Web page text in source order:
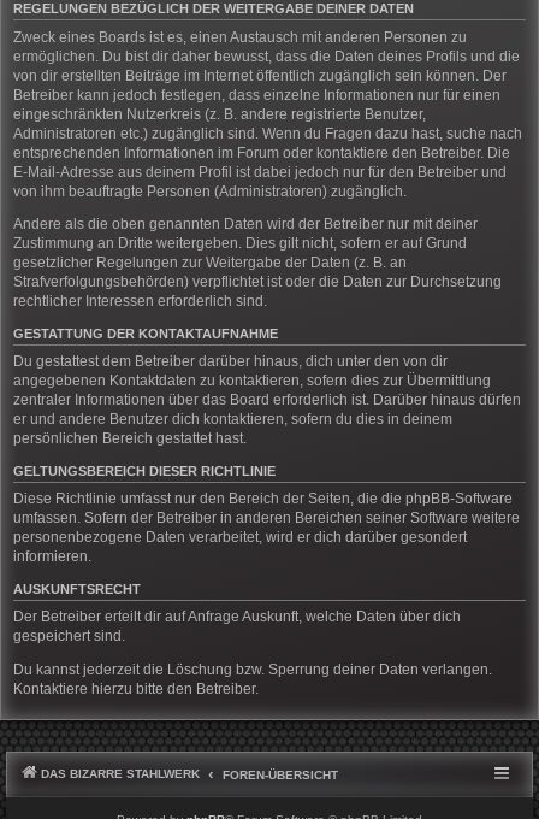
REGELUNGEN BEZÜGLICH DER WEITERGABE DEINER DATEN
Zweck eines Boards ist es, einen Austausch mit anderen Personen zu
ermöglichen. Du bist dir daher bewusst, dass die Daten deines Profils und die
von dir erstellten Beiträge im Internet öffentlich zugänglich sein können. Der
Betreiber kann jedoch festlegen, dass einzelne Informationen nur für einen
eingeschränkten Nutzerkreis (z. B. andere registrierte Benutzer,
Administratoren etc.) zugänglich sind. Wenn du Fragen dazu hast, suche nach
entsprechenden Informationen im Forum oder kontaktiere den Betreiber. Die
E-Mail-Adresse aus deinem Profil ist dabei jedoch nur für den Betreiber und
von ihm beauftragte Personen (Administratoren) zugänglich.
Andere als die oben genannten Daten wird der Betreiber nur mit deiner
Zustimmung an Dritte weitergeben. Dies gilt nicht, sofern er auf Grund
gesetzlicher Regelungen zur Weitergabe der Daten (z. B. an
Strafverfolgungsbehörden) verpflichtet ist oder die Daten zur Durchsetzung
rechtlicher Interessen erforderlich sind.
GESTATTUNG DER KONTAKTAUFNAHME
Du gestattest dem Betreiber darüber hinaus, dich unter den von dir
angegebenen Kontaktdaten zu kontaktieren, sofern dies zur Übermittlung
zentraler Informationen über das Board erforderlich ist. Darüber hinaus dürfen
er und andere Benutzer dich kontaktieren, sofern du dies in deinem
persönlichen Bereich gestattet hast.
GELTUNGSBEREICH DIESER RICHTLINIE
Diese Richtlinie umfasst nur den Bereich der Seiten, die die phpBB-Software
umfassen. Sofern der Betreiber in anderen Bereichen seiner Software weitere
personenbezogene Daten verarbeitet, wird er dich darüber gesondert
informieren.
AUSKUNFTSRECHT
Der Betreiber erteilt dir auf Anfrage Auskunft, welche Daten über dich
gespeichert sind.
Du kannst jederzeit die Löschung bzw. Sperrung deiner Daten verlangen.
Kontaktiere hierzu bitte den Betreiber.
DAS BIZARRE STAHLWERK FOREN-ÜBERSICHT